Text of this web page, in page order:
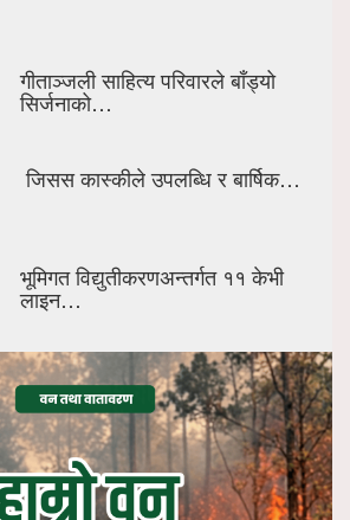
गीताञ्जली साहित्य परिवारले बाँड्यो
सिर्जनाको…
जिसस कास्कीले उपलब्धि र बार्षिक…
भूमिगत विद्युतीकरणअन्तर्गत ११ केभी
लाइन…